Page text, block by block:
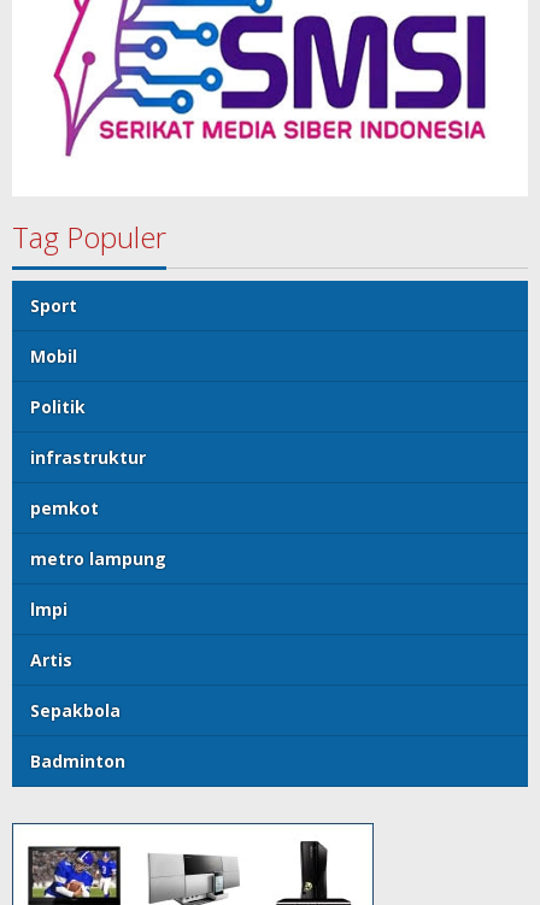
Tag Populer
Sport
Mobil
Politik
infrastruktur
pemkot
metro lampung
lmpi
Artis
Sepakbola
Badminton